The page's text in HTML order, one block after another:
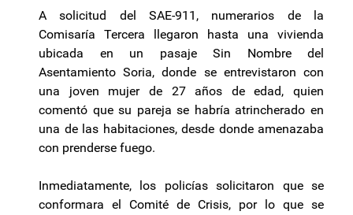
A solicitud del SAE-911, numerarios de la
Comisaría Tercera llegaron hasta una vivienda
ubicada en un pasaje Sin Nombre del
Asentamiento Soria, donde se entrevistaron con
una joven mujer de 27 años de edad, quien
comentó que su pareja se habría atrincherado en
una de las habitaciones, desde donde amenazaba
con prenderse fuego.
Inmediatamente, los policías solicitaron que se
conformara el Comité de Crisis, por lo que se